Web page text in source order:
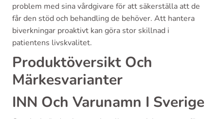
problem med sina vårdgivare för att säkerställa att de
får den stöd och behandling de behöver. Att hantera
biverkningar proaktivt kan göra stor skillnad i
patientens livskvalitet.
Produktöversikt Och
Märkesvarianter
INN Och Varunamn I Sverige